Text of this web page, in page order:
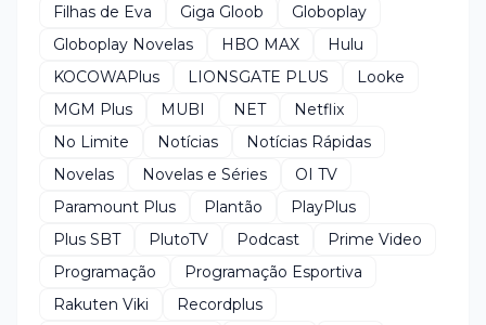
Filhas de Eva
Giga Gloob
Globoplay
Globoplay Novelas
HBO MAX
Hulu
KOCOWAPlus
LIONSGATE PLUS
Looke
MGM Plus
MUBI NET
Netflix
No Limite
Notícias
Notícias Rápidas
Novelas
Novelas e Séries
OI TV
Paramount Plus
Plantão
PlayPlus
Plus SBT
PlutoTV Podcast
Prime Video
Programação
Programação Esportiva
Rakuten Viki
Recordplus